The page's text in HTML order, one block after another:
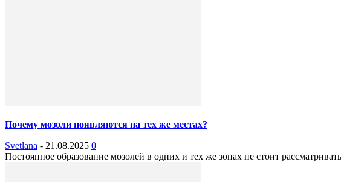
Почему мозоли появляются на тех же местах?
Svetlana - 21.08.2025 0
Постоянное образование мозолей в одних и тех же зонах не стоит